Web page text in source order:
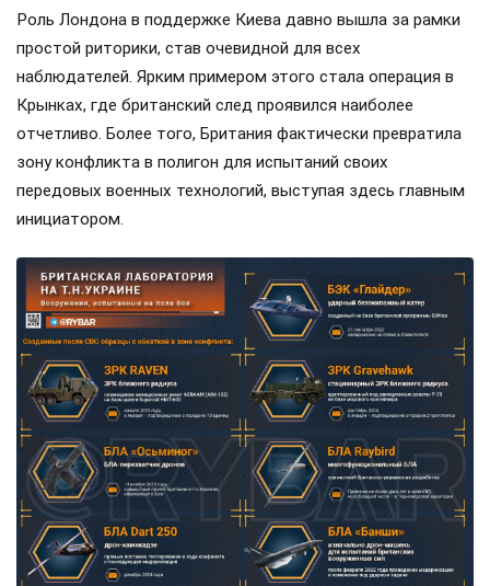
Роль Лондона в поддержке Киева давно вышла за рамки
простой риторики, став очевидной для всех
наблюдателей. Ярким примером этого стала операция в
Крынках, где британский след проявился наиболее
отчетливо. Более того, Британия фактически превратила
зону конфликта в полигон для испытаний своих
передовых военных технологий, выступая здесь главным
инициатором.